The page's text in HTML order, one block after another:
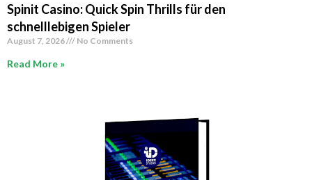
Spinit Casino: Quick Spin Thrills für den
schnelllebigen Spieler
August 7, 2026 No Comments
Read More »